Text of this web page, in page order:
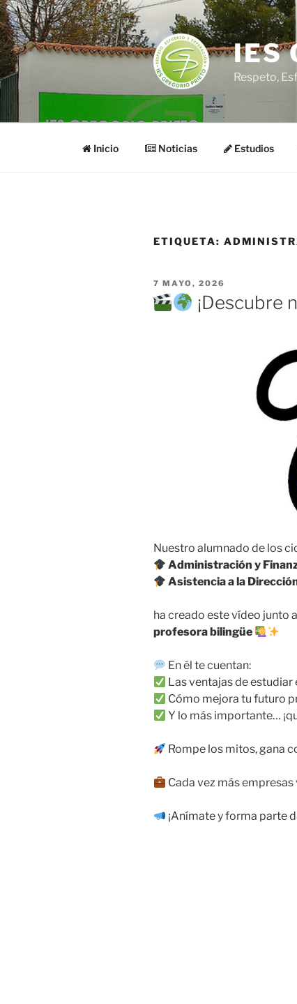
Saltar
al
contenido
IES
Respeto,
Inicio Noticias Estudios
ETIQUETA:
PUBLICADO
EL
7 MAYO, 2026
¡Descubre
Nuestro alumnado de los
Administración y
Asistencia a la
ha creado este vídeo junto
profesora bilingüe
En él te cuentan:
Las ventajas de estudiar
Cómo mejora tu futuro
Y lo más importante…
Rompe los mitos, gana
Cada vez más
¡Anímate y forma parte